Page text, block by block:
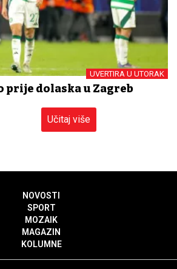
UVERTIRA U UTORAK
prije dolaska u Zagreb
Učitaj više
NOVOSTI
SPORT
MOZAIK
MAGAZIN
KOLUMNE